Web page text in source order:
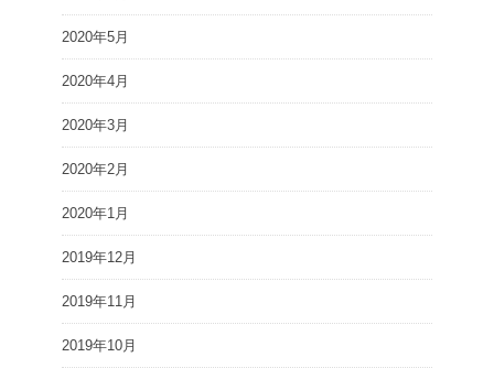
2020年5月
2020年4月
2020年3月
2020年2月
2020年1月
2019年12月
2019年11月
2019年10月